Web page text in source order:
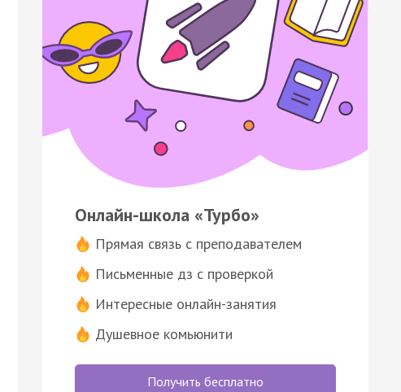
Онлайн-школа «Турбо»
Прямая связь с преподавателем
Письменные дз с проверкой
Интересные онлайн-занятия
Душевное комьюнити
Получить бесплатно